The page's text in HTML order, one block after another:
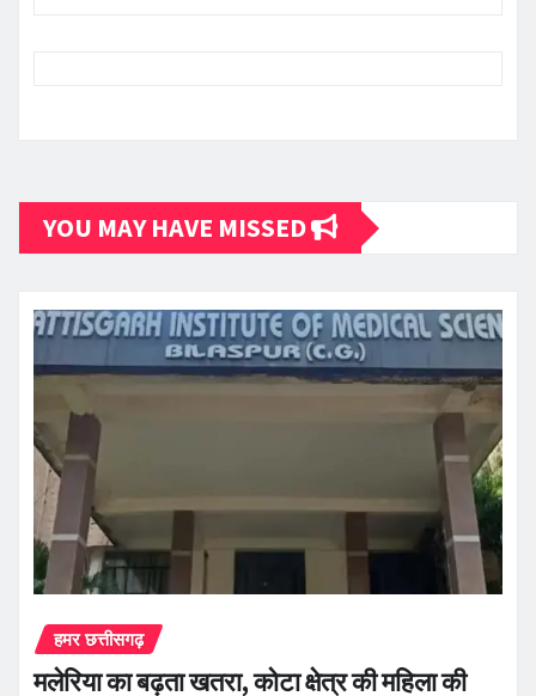
YOU MAY HAVE MISSED
हमर छत्तीसगढ़
मलेरिया का बढ़ता खतरा, कोटा क्षेत्र की महिला की